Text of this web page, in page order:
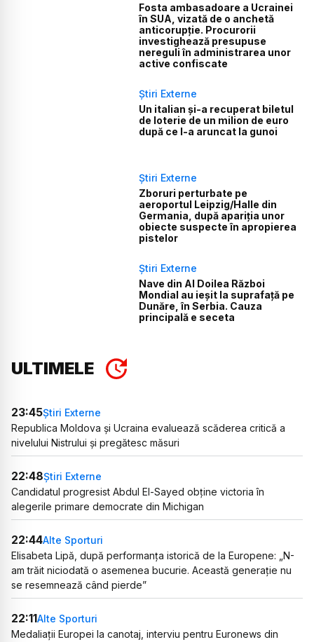
Fosta ambasadoare a Ucrainei
în SUA, vizată de o anchetă
anticorupție. Procurorii
investighează presupuse
nereguli în administrarea unor
active confiscate
Știri Externe
Un italian și-a recuperat biletul
de loterie de un milion de euro
după ce l-a aruncat la gunoi
Știri Externe
Zboruri perturbate pe
aeroportul Leipzig/Halle din
Germania, după apariția unor
obiecte suspecte în apropierea
pistelor
Știri Externe
Nave din Al Doilea Război
Mondial au ieșit la suprafață pe
Dunăre, în Serbia. Cauza
principală e seceta
ULTIMELE
23:45Știri Externe
Republica Moldova și Ucraina evaluează scăderea critică a
nivelului Nistrului și pregătesc măsuri
22:48Știri Externe
Candidatul progresist Abdul El-Sayed obține victoria în
alegerile primare democrate din Michigan
22:44Alte Sporturi
Elisabeta Lipă, după performanța istorică de la Europene: „N-
am trăit niciodată o asemenea bucurie. Această generație nu
se resemnează când pierde”
22:11Alte Sporturi
Medaliații Europei la canotaj, interviu pentru Euronews din